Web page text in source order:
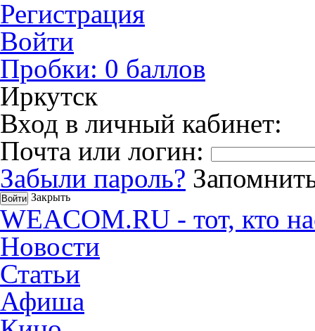
Регистрация
Войти
Пробки: 0 баллов
Иркутск
Вход в личный кабинет:
Почта или логин:
Забыли пароль?
Закрыть
WEACOM.RU - тот, кто
Новости
Статьи
Афиша